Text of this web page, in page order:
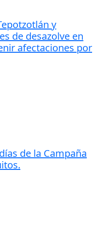
y
de desazolve en
afectaciones por
de la Campaña